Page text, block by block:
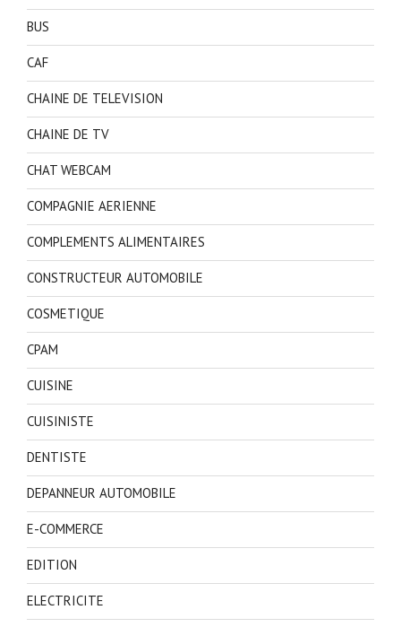
BUS
CAF
CHAINE DE TELEVISION
CHAINE DE TV
CHAT WEBCAM
COMPAGNIE AERIENNE
COMPLEMENTS ALIMENTAIRES
CONSTRUCTEUR AUTOMOBILE
COSMETIQUE
CPAM
CUISINE
CUISINISTE
DENTISTE
DEPANNEUR AUTOMOBILE
E-COMMERCE
EDITION
ELECTRICITE